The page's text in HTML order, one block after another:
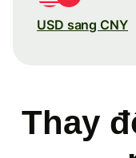
USD sang CNY
Thay